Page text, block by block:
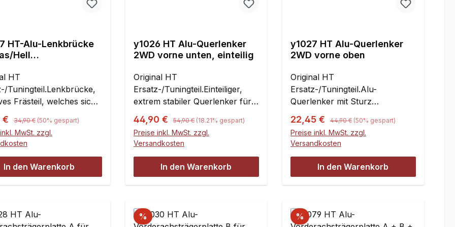
HT-Alu-Lenkbrücke
Hell
HT
Tuningteil.Lenkbrücke,
Frästeil, welches sich
Sprüngen nicht
Kugelkopf mit dem
Sockel und M3-
wird dabei dann auch
die übliche, flache
mit M4-Schraube
wie sie normalerweise
Kugelpfanne bleibt
Lagerung werden pro
€ Regulärer Preis:
34,90 € (50% gespart)
MwSt. zzgl.
In den Warenkorb
y1026 HT Alu-Querlenker
2WD vorne unten, einteilig
Original HT
Ersatz-/Tuningteil.Einteiliger,
extrem stabiler Querlenker für
auswechselbare Kugelbuchsen.
Austauschbare Igus Buchsen
für die Querlenkerachsen
(Originalachsen können
verwendet
werden).Kugelbuchsen nicht
enthalten!Passend für FG
Road Buggy 2WD und Monster
Beetle, sowie die Carson /
Verkaufspreis:
44,90 € Regulärer Preis:
54,90 € (18.21% gespart)
Preise inkl. MwSt. zzgl.
Versandkosten
In den Warenkorb
y1027 HT Alu-Querlenker
2WD vorne oben
Original HT
Ersatz-/Tuningteil.Alu-
Querlenker mit Sturz
Einstellmöglichkeit. Inklusive
auswechsel- und verstellbarer
Kugelpfanne.Passend für FG
2WD Marder, Beetle, Pajero,
Off-Road Buggy und 2WD
Monster Beetle, sowie die
Carson / Smartech-Modelle
Blaster!Inhalt:1 Stück
Verkaufspreis:
22,45 € Regulärer Preis:
44,90 € (50% gespart)
Preise inkl. MwSt. zzgl.
Versandkosten
In den Warenkorb
% %